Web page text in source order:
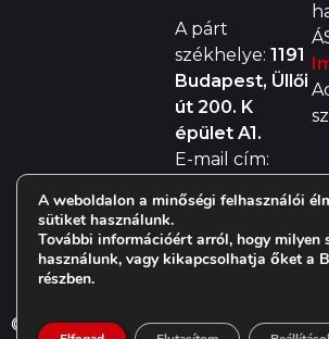
A párt
székhelye: 1191
Budapest, Üllői
út 200. K
épület A1.
E-mail cím:
Telefon:+36
(20) 256 8858
© 2019MSZDP. All rights reserved.
A weboldalon a minőségi felhasználói
sütiket használunk.
További információért arról, hogy milyen
használunk, vagy kikapcsolhatja őket a
részben.